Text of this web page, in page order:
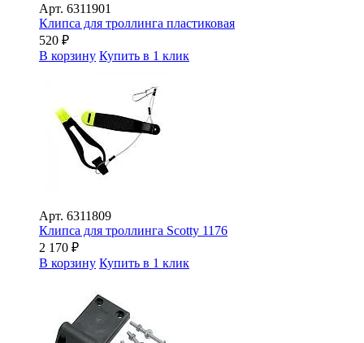
Арт. 6311901
Клипса для троллинга пластиковая
520 ₽
В корзину Купить в 1 клик
Арт. 6311809
Клипса для троллинга Scotty 1176
2 170 ₽
В корзину Купить в 1 клик